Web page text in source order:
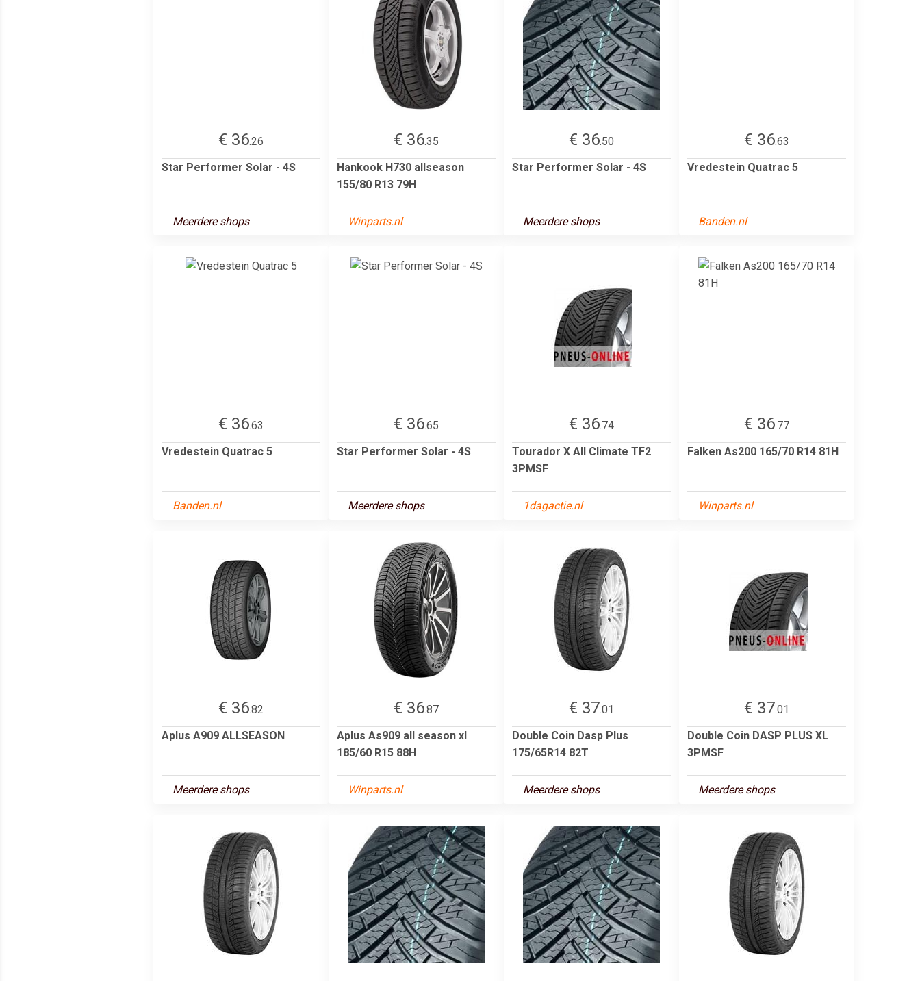
€ 36.26
Star Performer Solar - 4S
Meerdere shops
€ 36.35
Hankook H730 allseason
155/80 R13 79H
Winparts.nl
€ 36.50
Star Performer Solar - 4S
Meerdere shops
€ 36.63
Vredestein Quatrac 5
Banden.nl
€ 36.63
Vredestein Quatrac 5
Banden.nl
€ 36.65
Star Performer Solar - 4S
Meerdere shops
€ 36.74
Tourador X All Climate TF2
3PMSF
1dagactie.nl
€ 36.77
Falken As200 165/70 R14 81H
Winparts.nl
€ 36.82
Aplus A909 ALLSEASON
Meerdere shops
€ 36.87
Aplus As909 all season xl
185/60 R15 88H
Winparts.nl
€ 37.01
Double Coin Dasp Plus
175/65R14 82T
Meerdere shops
€ 37.01
Double Coin DASP PLUS XL
3PMSF
Meerdere shops